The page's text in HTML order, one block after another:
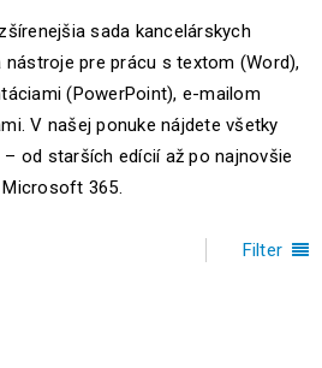
sada kancelárskych
nástroje pre prácu s textom (Word),
(PowerPoint), e-mailom
V našej ponuke nájdete všetky
od starších edícií až po najnovšie
365.
Filter